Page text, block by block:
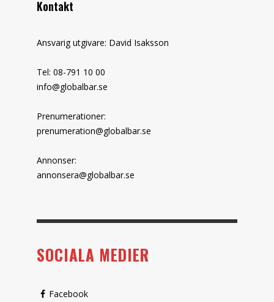
Kontakt
Ansvarig utgivare: David Isaksson
Tel: 08-791 10 00
info@globalbar.se
Prenumerationer:
prenumeration@globalbar.se
Annonser:
annonsera@globalbar.se
SOCIALA MEDIER
Facebook